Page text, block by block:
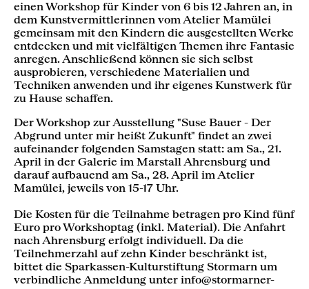
einen Workshop für Kinder von 6 bis 12 Jahren an, in
dem Kunstvermittlerinnen vom Atelier Mamülei
gemeinsam mit den Kindern die ausgestellten Werke
entdecken und mit vielfältigen Themen ihre Fantasie
anregen. Anschließend können sie sich selbst
ausprobieren, verschiedene Materialien und
Techniken anwenden und ihr eigenes Kunstwerk für
zu Hause schaffen.
Der Workshop zur Ausstellung "Suse Bauer - Der
Abgrund unter mir heißt Zukunft" findet an zwei
aufeinander folgenden Samstagen statt: am Sa., 21.
April in der Galerie im Marstall Ahrensburg und
darauf aufbauend am Sa., 28. April im Atelier
Mamülei, jeweils von 15-17 Uhr.
Die Kosten für die Teilnahme betragen pro Kind fünf
Euro pro Workshoptag (inkl. Material). Die Anfahrt
nach Ahrensburg erfolgt individuell. Da die
Teilnehmerzahl auf zehn Kinder beschränkt ist,
bittet die Sparkassen-Kulturstiftung Stormarn um
verbindliche Anmeldung unter info@stormarner-